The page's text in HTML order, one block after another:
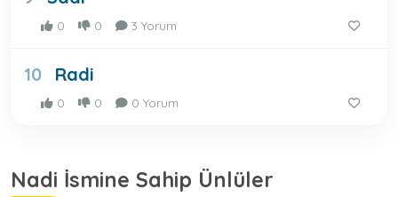
0 0 3 Yorum
10 Radi
0 0 0 Yorum
Nadi İsmine Sahip Ünlüler